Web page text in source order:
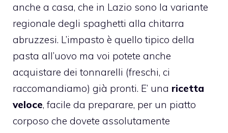
anche a casa, che in Lazio sono la variante
regionale degli spaghetti alla chitarra
abruzzesi. L’impasto è quello tipico della
pasta all’uovo ma voi potete anche
acquistare dei tonnarelli (freschi, ci
raccomandiamo) già pronti. E’ una ricetta
veloce, facile da preparare, per un piatto
corposo che dovete assolutamente